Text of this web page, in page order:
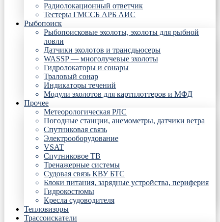
Радиолокационный ответчик
Тестеры ГМССБ АРБ АИС
Рыбопоиск
Рыбопоисковые эхолоты, эхолоты для рыбной
ловли
Датчики эхолотов и трансдьюсеры
WASSP — многолучевые эхолоты
Гидролокаторы и сонары
Траловый сонар
Индикаторы течений
Модули эхолотов для картплоттеров и МФД
Прочее
Метеорологическая РЛС
Погодные станции, анемометры, датчики ветра
Спутниковая связь
Электрооборудование
VSAT
Спутниковое ТВ
Тренажерные системы
Судовая связь КВУ БТС
Блоки питания, зарядные устройства, периферия
Гидрокостюмы
Кресла судоводителя
Тепловизоры
Трассоискатели